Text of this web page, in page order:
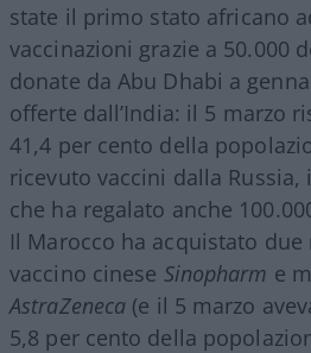
state il primo stato africano
vaccinazioni grazie a 50.000
donate da Abu Dhabi a
offerte dall’India: il 5 marzo
41,4 per cento della
ricevuto vaccini dalla Russia,
che ha regalato anche
Il Marocco ha acquistato
vaccino cinese Sinopharm e
AstraZeneca (e il 5 marzo
5,8 per cento della